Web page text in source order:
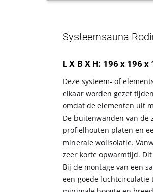
Systeemsauna
L X B X H: 196 x 196
Deze systeem- of
elkaar worden gezet
omdat de elementen uit
De buitenwanden van de
profielhouten platen en
minerale wolisolatie.
zeer korte opwarmtijd.
Bij de montage van een
een goede luchtcirculatie